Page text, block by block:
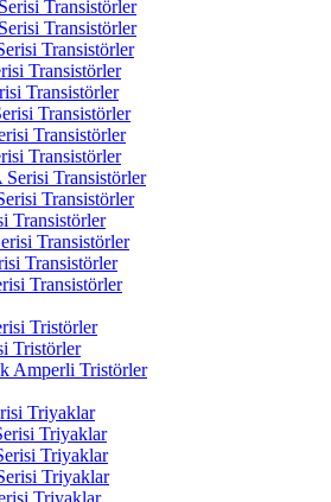
Transistörler
Transistörler
Transistörler
Transistörler
Transistörler
Transistörler
Transistörler
Transistörler
Serisi Transistörler
Transistörler
Transistörler
Transistörler
Transistörler
Transistörler
Tristörler
Tristörler
Amperli Tristörler
Triyaklar
Triyaklar
Triyaklar
Triyaklar
Triyaklar